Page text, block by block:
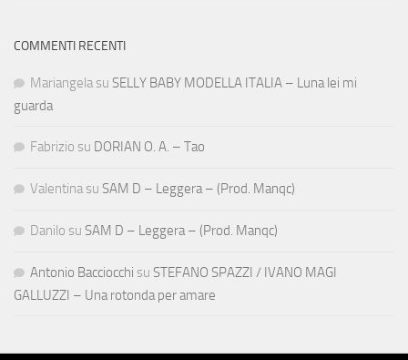
COMMENTI RECENTI
Mariangela su SELLY BABY MODELLA ITALIA – Luna lei mi
guarda
Fabrizio su DORIAN O. A. – Tao
Valentina su SAM D – Leggera – (Prod. Manqc)
Danilo su SAM D – Leggera – (Prod. Manqc)
Antonio Bacciocchi su STEFANO SPAZZI / IVANO MAGI
GALLUZZI – Una rotonda per amare